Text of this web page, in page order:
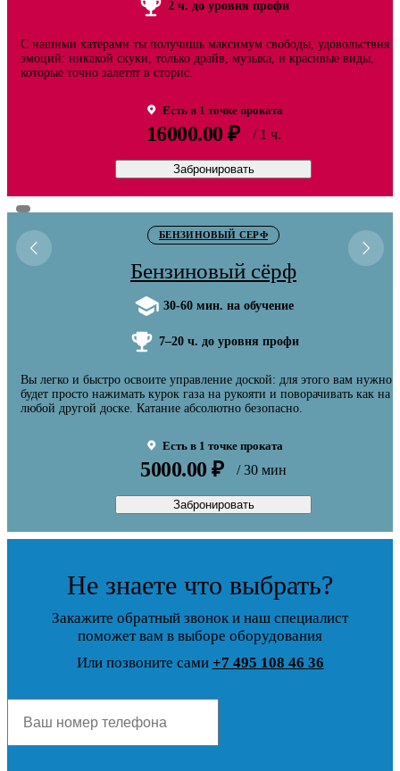
2 ч. до уровня профи
С нашими катерами ты получишь максимум свободы, удовольствия и
эмоций: никакой скуки, только драйв, музыка, и красивые виды,
которые точно залетят в сторис.
Есть в 1 точке проката
16000.00 ₽ / 1 ч.
Забронировать
БЕНЗИНОВЫЙ СЕРФ
Бензиновый сёрф
30-60 мин. на обучение
7–20 ч. до уровня профи
Вы легко и быстро освоите управление доской: для этого вам нужно
будет просто нажимать курок газа на рукояти и поворачивать как на
любой другой доске. Катание абсолютно безопасно.
Есть в 1 точке проката
5000.00 ₽ / 30 мин
Забронировать
Не знаете что выбрать?
Закажите обратный звонок и наш специалист
поможет вам в выборе оборудования
Или позвоните сами +7 495 108 46 36